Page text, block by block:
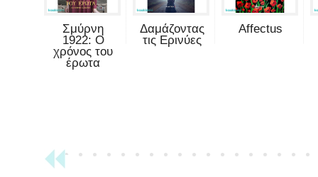
Σμύρνη
1922: Ο
χρόνος του
έρωτα
Δαμάζοντας
τις Ερινύες
Affectus